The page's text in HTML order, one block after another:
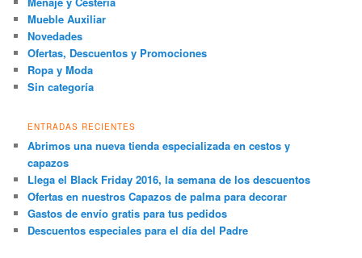
Mueble Auxiliar
Novedades
Ofertas, Descuentos y Promociones
Ropa y Moda
Sin categoría
ENTRADAS RECIENTES
Abrimos una nueva tienda especializada en cestos y
capazos
Llega el Black Friday 2016, la semana de los descuentos
Ofertas en nuestros Capazos de palma para decorar
Gastos de envío gratis para tus pedidos
Descuentos especiales para el día del Padre